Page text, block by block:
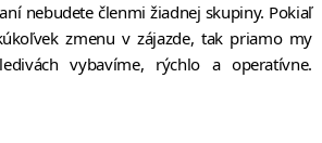
nebudete členmi žiadnej skupiny. Pokiaľ
zmenu v zájazde, tak priamo my
vybavíme, rýchlo a operatívne.